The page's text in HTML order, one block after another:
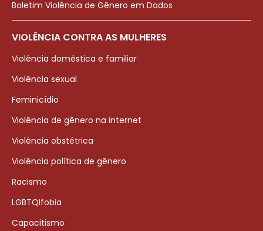
Boletim Violência de Gênero em Dados
VIOLÊNCIA CONTRA AS MULHERES
Violência doméstica e familiar
Violência sexual
Feminicídio
Violência de gênero na internet
Violência obstétrica
Violência política de gênero
Racismo
LGBTQIfobia
Capacitismo